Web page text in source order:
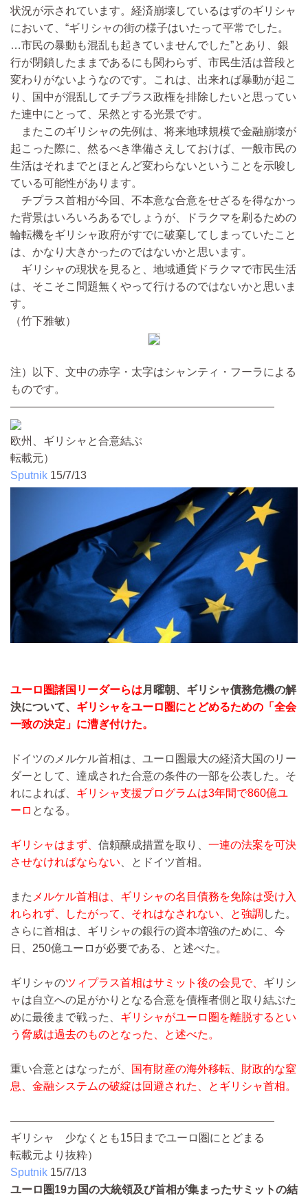
状況が示されています。経済崩壊しているはずのギリシャ
において、“ギリシャの街の様子はいたって平常でした。
…市民の暴動も混乱も起きていませんでした”とあり、銀
行が閉鎖したままであるにも関わらず、市民生活は普段と
変わりがないようなのです。これは、出来れば暴動が起こ
り、国中が混乱してチプラス政権を排除したいと思ってい
た連中にとって、呆然とする光景です。
またこのギリシャの先例は、将来地球規模で金融崩壊が
起こった際に、然るべき準備さえしておけば、一般市民の
生活はそれまでとほとんど変わらないということを示唆し
ている可能性があります。
チプラス首相が今回、不本意な合意をせざるを得なかっ
た背景はいろいろあるでしょうが、ドラクマを刷るための
輪転機をギリシャ政府がすでに破棄してしまっていたこと
は、かなり大きかったのではないかと思います。
ギリシャの現状を見ると、地域通貨ドラクマで市民生活
は、そこそこ問題無くやって行けるのではないかと思いま
す。
（竹下雅敏）
注）以下、文中の赤字・太字はシャンティ・フーラによる
ものです。
――――――――――――――――――――――――
欧州、ギリシャと合意結ぶ
転載元）
Sputnik 15/7/13
ユーロ圏諸国リーダーらは 月曜朝、ギリシャ債務危機の解
決について、 ギリシャをユーロ圏にとどめるための「全会
一致の決定」に漕ぎ付けた。
ドイツのメルケル首相は、ユーロ圏最大の経済大国のリー
ダーとして、達成された合意の条件の一部を公表した。そ
れによれば、 ギリシャ支援プログラムは3年間で860億ユ
ーロ となる。
ギリシャはまず、 信頼醸成措置を取り、 一連の法案を可決
させなければならない 、とドイツ首相。
また メルケル首相は、ギリシャの名目債務を免除は受け入
れられず、したがって、それはなされない、と強調 した。
さらに首相は、ギリシャの銀行の資本増強のために、今
日、250億ユーロが必要である、と述べた。
ギリシャのツィプラス首相はサミット後の会見で、 ギリシ
ャは自立への足がかりとなる合意を債権者側と取り結ぶた
めに最後まで戦った、 ギリシャがユーロ圏を離脱するとい
う脅威は過去のものとなった、と述べた。
重い合意とはなったが、
国有財産の海外移転、財政的な窒
息、金融システムの破綻は回避された、とギリシャ首相。
――――――――――――――――――――――――
ギリシャ 少なくとも15日までユーロ圏にとどまる
転載元より抜粋）
Sputnik 15/7/13
ユーロ圏19カ国の大統領及び首相が集まったサミットの結